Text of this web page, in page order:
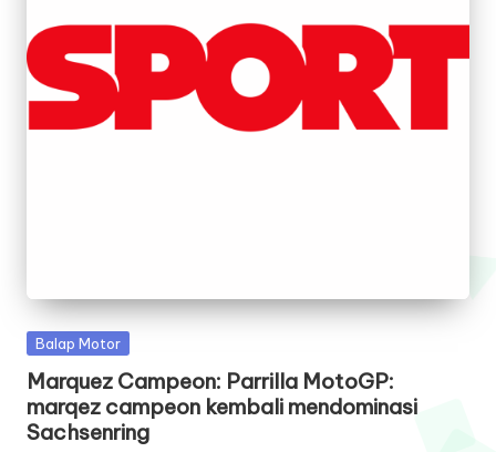
Posted
Balap Motor
Marquez Campeon: Parrilla MotoGP:
marqez campeon kembali mendominasi
Sachsenring